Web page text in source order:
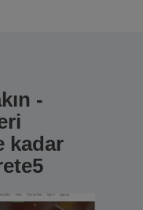
-
kadar